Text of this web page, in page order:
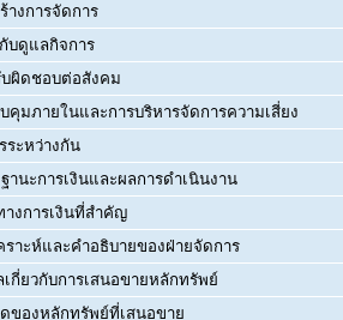
างการจัดการ
บดูแลกิจการ
บผิดชอบต่อสังคม
คุมภายในและการบริหารจัดการความเสี่ยง
ระหว่างกัน
านะการเงินและผลการดำเนินงาน
งการเงินที่สำคัญ
ราะห์และคำอธิบายของฝ่ายจัดการ
กี่ยวกับการเสนอขายหลักทรัพย์
ดของหลักทรัพย์ที่เสนอขาย